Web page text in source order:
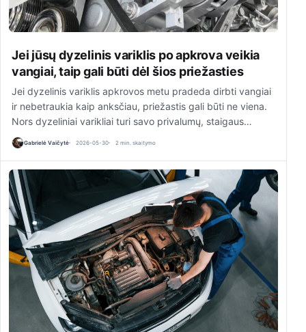
Jei jūsų dyzelinis variklis po apkrova veikia
vangiai, taip gali būti dėl šios priežasties
Jei dyzelinis variklis apkrovos metu pradeda dirbti vangiai
ir nebetraukia kaip anksčiau, priežastis gali būti ne viena.
Nors dyzeliniai varikliai turi savo privalumų, staigaus…
Gabrielė Vaičytė 2026-05-30 2 min. skaitymo